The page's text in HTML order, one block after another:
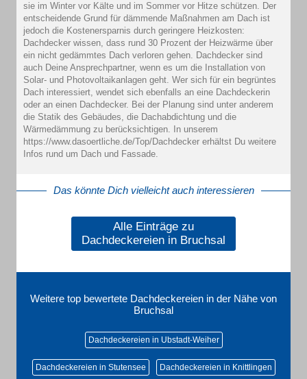
sie im Winter vor Kälte und im Sommer vor Hitze schützen. Der
entscheidende Grund für dämmende Maßnahmen am Dach ist
jedoch die Kostenersparnis durch geringere Heizkosten:
Dachdecker wissen, dass rund 30 Prozent der Heizwärme über
ein nicht gedämmtes Dach verloren gehen. Dachdecker sind
auch Deine Ansprechpartner, wenn es um die Installation von
Solar- und Photovoltaikanlagen geht. Wer sich für ein begrüntes
Dach interessiert, wendet sich ebenfalls an eine Dachdeckerin
oder an einen Dachdecker. Bei der Planung sind unter anderem
die Statik des Gebäudes, die Dachabdichtung und die
Wärmedämmung zu berücksichtigen. In unserem
https://www.dasoertliche.de/Top/Dachdecker erhältst Du weitere
Infos rund um Dach und Fassade.
Das könnte Dich vielleicht auch interessieren
Alle Einträge zu
Dachdeckereien in Bruchsal
Weitere top bewertete Dachdeckereien in der Nähe von
Bruchsal
Dachdeckereien in Ubstadt-Weiher
Dachdeckereien in Stutensee Dachdeckereien in Knittlingen